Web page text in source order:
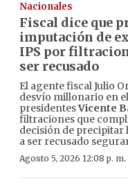
Nacionales
Fiscal dice que
imputación de
IPS por
ser recusado
El agente fiscal Julio
desvío millonario en el
presidentesVicente
filtraciones que
decisión de precipitar
a ser recusado
Agosto 5, 2026 12:08 p. m.